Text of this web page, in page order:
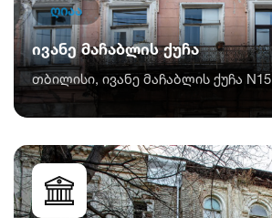
ღიაა
ივანე მაჩაბლის ქუჩა
თბილისი, ივანე მაჩაბლის ქუჩა N15